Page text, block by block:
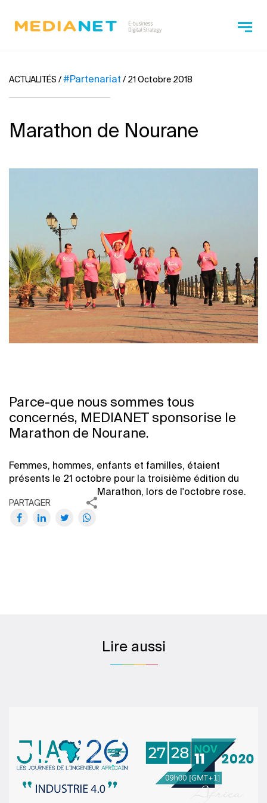
ACTUALITÉS /#Partenariat / 21 Octobre 2018
Marathon de Nourane
Parce-que nous sommes tous
concernés, MEDIANET sponsorise le
Marathon de Nourane.
Femmes, hommes, enfants et familles, étaient
présents le 21 octobre pour la troisième édition du
Marathon, lors de l'octobre rose.
PARTAGER
Lire aussi